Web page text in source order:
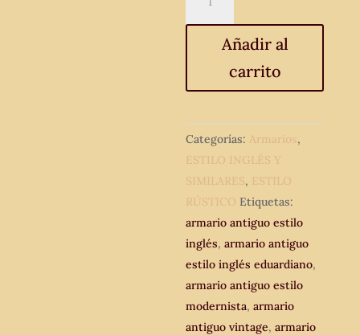
antiguo
estilo
eduardiano.
Armario
marquetería
estilo
modernista.
cantidad
Añadir al
carrito
Categorías: Armarios,
ESTILO INGLÉS Y
SIMILARES, ESTILO
RÚSTICO Etiquetas:
armario antiguo estilo
inglés,armario antiguo
estilo inglés eduardiano,
armario antiguo estilo
modernista,armario
antiguo vintage,armario